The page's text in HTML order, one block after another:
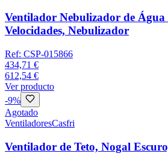
Ventilador Nebulizador de Água
Velocidades, Nebulizador
Ref: CSP-015866
434,71 €
612,54 €
Ver producto
-9%
Agotado
VentiladoresCasfri
Ventilador de Teto, Nogal